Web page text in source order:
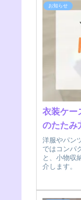
お知らせ
衣装ケー
のたたみ
洋服やパン
ではコンパ
と、小物収
介します。